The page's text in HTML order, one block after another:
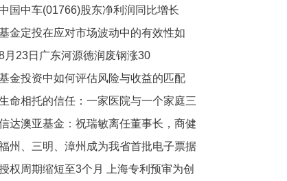
好消息！研究显示：GLP-1药物可降低患
风险|微资讯
中国中车(01766)股东净利润同比增长
派中期股息0.11元
金定投在应对市场波动中的有效性如
？
月23日广东河源德润废钢涨30
金投资中如何评估风险与收益的匹配
？
命相托的信任：一家医院与一个家庭三
载的生命对话
达澳亚基金：祝瑞敏离任董事长，商健
任
州、三明、漳州成为我省首批电子票据
省报销试点城市
权周期缩短至3个月 上海专利预审为创